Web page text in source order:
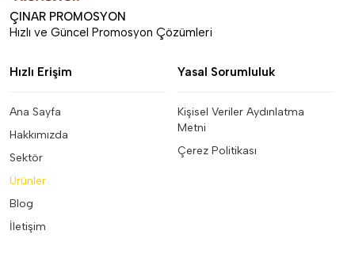
ÇINAR PROMOSYON
Hızlı ve Güncel Promosyon Çözümleri
Hızlı Erişim
Ana Sayfa
Hakkımızda
Sektör
Ürünler
Blog
İletişim
Yasal Sorumluluk
Kişisel Veriler Aydınlatma
Metni
Çerez Politikası